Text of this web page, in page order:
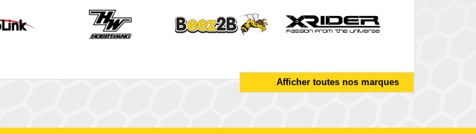
Afficher toutes nos marques